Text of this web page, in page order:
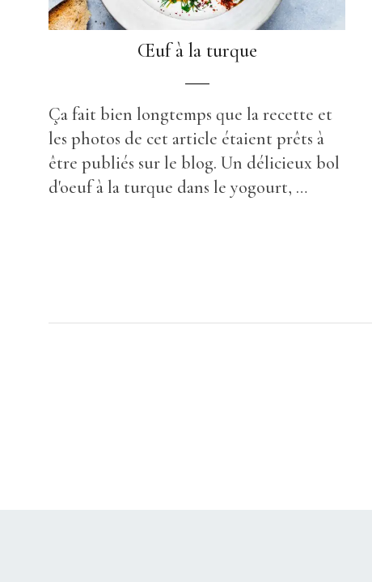
Œuf à la turque
Ça fait bien longtemps que la recette et
les photos de cet article étaient prêts à
être publiés sur le blog. Un délicieux bol
d'oeuf à la turque dans le yogourt, …